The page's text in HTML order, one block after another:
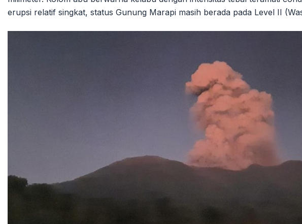
erupsi relatif singkat, status Gunung Marapi masih berada pada Level II